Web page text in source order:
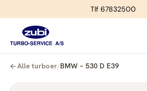
Tlf 67832500
Alle turboer/BMW – 530 D E39